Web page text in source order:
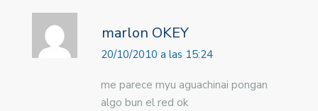
marlon OKEY
20/10/2010 a las 15:24
me parece myu aguachinai pongan
algo bun el red ok